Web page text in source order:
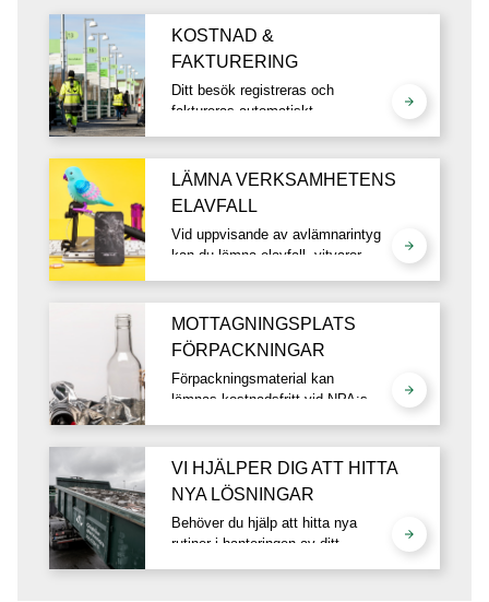
KOSTNAD &
FAKTURERING
Ditt besök registreras och
faktureras automatiskt
LÄMNA VERKSAMHETENS
ELAVFALL
Vid uppvisande av avlämnarintyg
kan du lämna elavfall, vitvaror,
MOTTAGNINGSPLATS
FÖRPACKNINGAR
Förpackningsmaterial kan
lämnas kostnadsfritt vid NPA:s
VI HJÄLPER DIG ATT HITTA
NYA LÖSNINGAR
Behöver du hjälp att hitta nya
rutiner i hanteringen av ditt